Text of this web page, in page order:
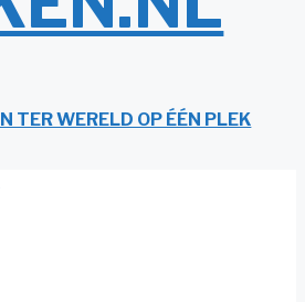
TER WERELD OP ÉÉN PLEK